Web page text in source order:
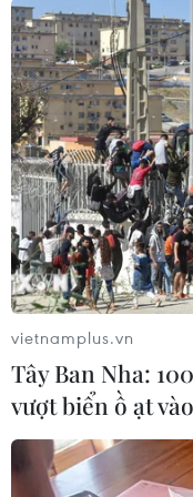
Đối thủ của Bồ
Pyrotex Fireworx
phần trình diễn
nghệ thuật mang
Với khoảng
biệt, từng
nhạc dẫn dắt
mạn đến phấn
Phần mở đầu là
tình ca viết giữa
Nhưng rồi bất
điện ảnh quen
Bond,"đưa người
động kịch tính.
vietnamplus.vn
Tây Ban Nha:
vượt biển ồ ạt